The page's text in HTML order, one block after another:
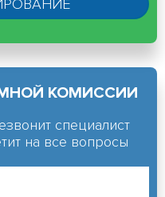
КОМИССИИ
специалист
на все вопросы